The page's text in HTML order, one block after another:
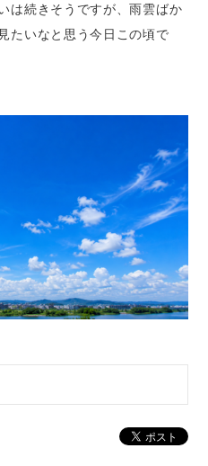
は続きそうですが、雨雲ばか
たいなと思う今日この頃で